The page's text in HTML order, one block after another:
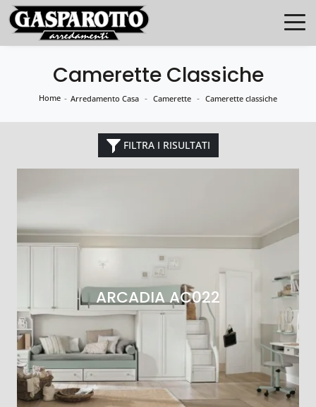
Camerette Classiche
Home - Arredamento Casa - Camerette - Camerette classiche
FILTRA I RISULTATI
ARCADIA AC022